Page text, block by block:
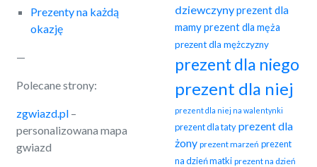
Prezenty na każdą
okazję
—
Polecane strony:
zgwiazd.pl –
personalizowana mapa
gwiazd
dziewczynyprezent dla
mamyprezent dla męża
prezent dla mężczyzny
prezent dla niego
prezent dla niej
prezent dla niej na walentynki
prezent dla tatyprezent dla
żony prezent marzeń prezent
na dzień matki prezent na dzień